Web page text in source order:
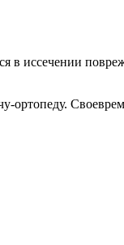
в иссечении
ортопеду.